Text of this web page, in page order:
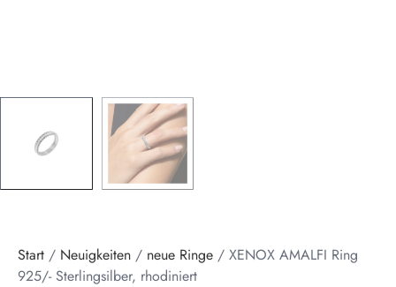
Start / Neuigkeiten / neue Ringe / XENOX AMALFI Ring
925/- Sterlingsilber, rhodiniert